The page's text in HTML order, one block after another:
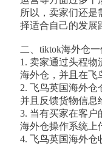
所以，卖家们还是
择适合自己的发展
二、tiktok海外仓
1. 卖家通过头程物
海外仓，并且在飞
2. 飞鸟英国海外仓
并且反馈货物信息
3. 当有买家在客户
海外仓操作系统上
4. 飞鸟英国海外仓